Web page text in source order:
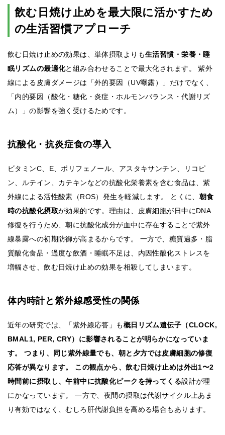
飲む日焼け止めを最大限に活かすため
の生活習慣アプローチ
飲む日焼け止めの効果は、単体摂取よりも生活習慣・栄養・睡
眠リズムの最適化と組み合わせることで最大化されます。 紫外
線による皮膚ダメージは「外的要因（UV曝露）」だけでなく、
「内的要因（酸化・糖化・炎症・ホルモンバランス・代謝リズ
ム）」の影響を強く受けるためです。
抗酸化・抗炎症食の導入
ビタミンC、E、ポリフェノール、アスタキサンチン、リコピ
ン、ルテイン、カテキンなどの抗酸化栄養素を含む食品は、紫
外線による活性酸素（ROS）発生を軽減します。 とくに、 朝食
時の抗酸化摂取が効果的です。理由は、皮膚細胞が日中にDNA
修復を行うため、朝に抗酸化成分が血中に存在することで紫外
線暴露への初期防御が高まるからです。 一方で、糖質過多・脂
質酸化食品・過度な飲酒・睡眠不足は、内因性酸化ストレスを
増幅させ、飲む日焼け止めの効果を相殺してしまいます。
体内時計と紫外線感受性の関係
近年の研究では、「紫外線応答」も概日リズム遺伝子（CLOCK,
BMAL1, PER, CRY）に影響されることが明らかになっていま
す。 つまり、同じ紫外線量でも、朝と夕方では皮膚細胞の修復
応答が異なります。 この観点から、飲む日焼け止めは外出1〜2
時間前に摂取し、午前中に抗酸化ピークを持ってくる設計が理
にかなっています。 一方で、夜間の摂取は代謝サイクル上あま
り有効ではなく、むしろ肝代謝負担を高める場合もあります。